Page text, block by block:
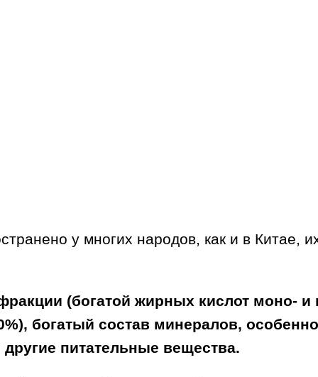
у многих народов, как и в Китае,
(богатой жирных кислот моно-
богатый состав минералов,
питательные вещества.